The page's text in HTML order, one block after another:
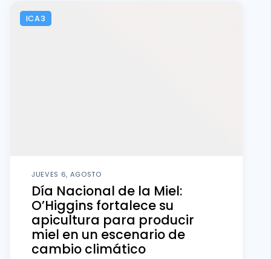
ICA3
JUEVES 6, AGOSTO
Día Nacional de la Miel:
O’Higgins fortalece su
apicultura para producir
miel en un escenario de
cambio climático